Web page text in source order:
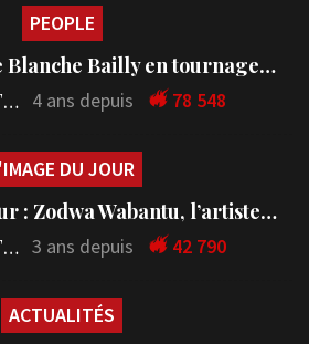
PEOPLE
Blanche Bailly en tournage…
LA REDACTION 4 ans depuis 78 548
DU JOUR
: Zodwa Wabantu, l’artiste…
LA REDACTION 3 ans depuis 42 790
ACTUALITÉS